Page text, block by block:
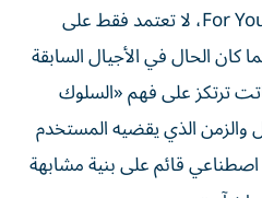
الخوارزمية الجديدة «فور يو» For You، لا تعتمد فقط على
كان الحال في الأجيال السابقة
ترتكز على فهم «السلوك
والزمن الذي يقضيه المستخدم
قائم على بنية مشابهة